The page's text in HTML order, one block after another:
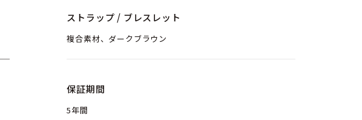
ストラップ / ブレスレット
複合素材、ダークブラウン
保証期間
5年間